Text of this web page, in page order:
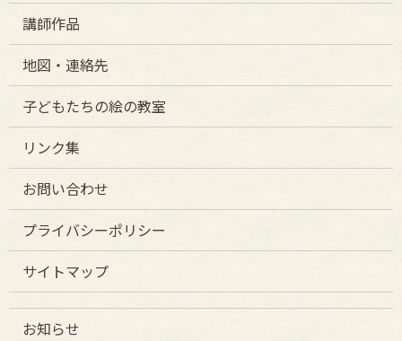
講師作品
地図・連絡先
子どもたちの絵の教室
リンク集
お問い合わせ
プライバシーポリシー
サイトマップ
お知らせ